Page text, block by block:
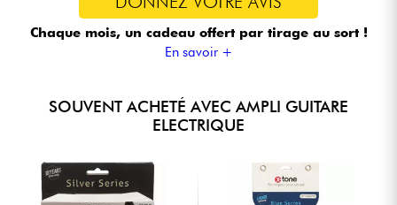
Chaque mois, un cadeau offert par tirage au sort !
En savoir +
SOUVENT ACHETÉ AVEC AMPLI GUITARE
ELECTRIQUE